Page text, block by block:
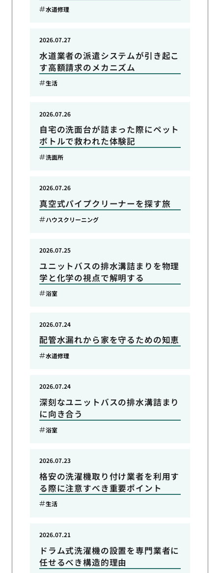
水道修理
水道業者の派遣システムが引き起こ
す高額請求のメカニズム
2026.07.27
生活
自宅の洗面台が詰まった際にペット
ボトルで救われた体験記
2026.07.26
洗面所
真空式パイプクリーナーを探す旅
2026.07.26
ハウスクリーニング
ユニットバスの排水溝詰まりを物理
学と化学の視点で解明する
2026.07.25
浴室
配管水漏れから家を守るための知恵
2026.07.24
水道修理
深刻なユニットバスの排水溝詰まり
に向き合う
2026.07.24
浴室
格安の洗濯機取り付け業者を利用す
る際に注意すべき重要ポイント
2026.07.23
生活
ドラム式洗濯機の設置を専門業者に
任せるべき構造的理由
2026.07.21